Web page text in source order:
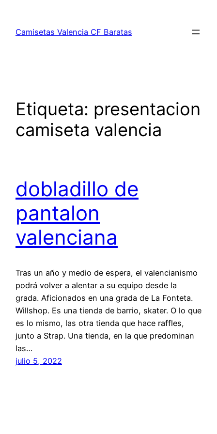
contenido
Camisetas Valencia CF Baratas
Etiqueta: presentacion
camiseta valencia
dobladillo de
pantalon
valenciana
Tras un año y medio de espera, el valencianismo
podrá volver a alentar a su equipo desde la
grada. Aficionados en una grada de La Fonteta.
Willshop. Es una tienda de barrio, skater. O lo que
es lo mismo, las otra tienda que hace raffles,
junto a Strap. Una tienda, en la que predominan
las…
julio 5, 2022